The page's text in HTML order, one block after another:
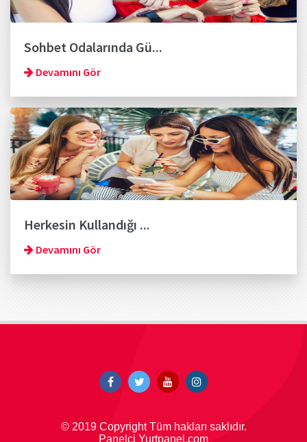
Sohbet Odalarında Gü...
Devamını Gör
Herkesin Kullandığı ...
Devamını Gör
© 2019 Copyright Tüm hakları saklıdır.
Panelci Yurtpanel.com